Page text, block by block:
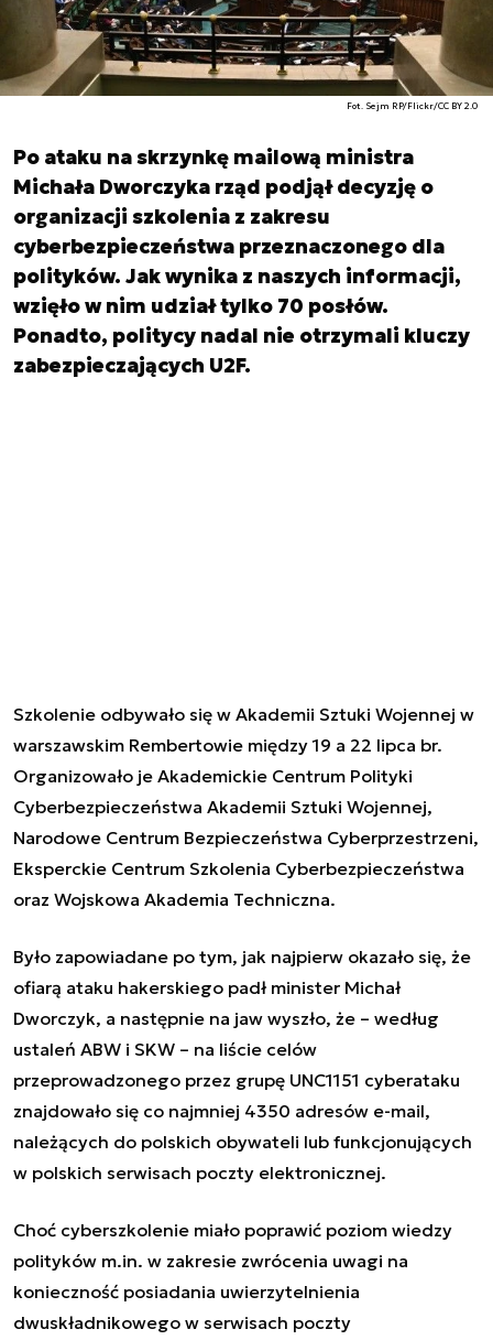
Fot. Sejm RP/Flickr/CC BY 2.0
Po ataku na skrzynkę mailową ministra
Michała Dworczyka rząd podjął decyzję o
organizacji szkolenia z zakresu
cyberbezpieczeństwa przeznaczonego dla
polityków. Jak wynika z naszych informacji,
wzięło w nim udział tylko 70 posłów.
Ponadto, politycy nadal nie otrzymali kluczy
zabezpieczających U2F.
Szkolenie odbywało się w Akademii Sztuki Wojennej w
warszawskim Rembertowie między 19 a 22 lipca br.
Organizowało je Akademickie Centrum Polityki
Cyberbezpieczeństwa Akademii Sztuki Wojennej,
Narodowe Centrum Bezpieczeństwa Cyberprzestrzeni,
Eksperckie Centrum Szkolenia Cyberbezpieczeństwa
oraz Wojskowa Akademia Techniczna.
Było zapowiadane po tym, jak najpierw okazało się, że
ofiarą ataku hakerskiego padł minister Michał
Dworczyk, a następnie na jaw wyszło, że – według
ustaleń ABW i SKW – na liście celów
przeprowadzonego przez grupę UNC1151 cyberataku
znajdowało się co najmniej 4350 adresów e-mail,
należących do polskich obywateli lub funkcjonujących
w polskich serwisach poczty elektronicznej.
Choć cyberszkolenie miało poprawić poziom wiedzy
polityków m.in. w zakresie zwrócenia uwagi na
konieczność posiadania uwierzytelnienia
dwuskładnikowego w serwisach poczty